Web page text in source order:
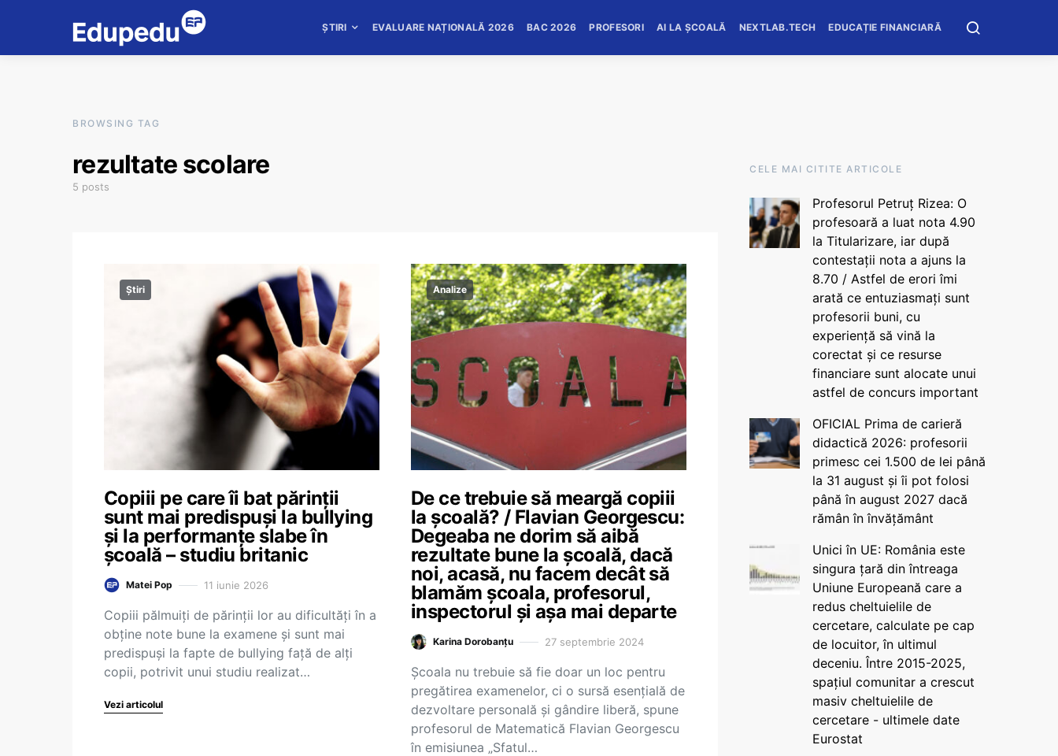
ȘTIRI EVALUARE NAȚIONALĂ 2026 BAC 2026 PROFESORI AI LA ȘCOALĂ NEXTLAB.TECH EDUCAȚIE FINANCIARĂ
BROWSING TAG
rezultate scolare
5 posts
Știri
Copiii pe care îi bat părinții
sunt mai predispuși la bullying
și la performanțe slabe în
școală – studiu britanic
Matei Pop 11 iunie 2026
Copiii pălmuiți de părinții lor au dificultăți în a
obține note bune la examene și sunt mai
predispuși la fapte de bullying față de alți
copii, potrivit unui studiu realizat…
Vezi articolul
Analize
De ce trebuie să meargă copiii
la şcoală? / Flavian Georgescu:
Degeaba ne dorim să aibă
rezultate bune la şcoală, dacă
noi, acasă, nu facem decât să
blamăm şcoala, profesorul,
inspectorul şi aşa mai departe
Karina Dorobanțu 27 septembrie 2024
Școala nu trebuie să fie doar un loc pentru
pregătirea examenelor, ci o sursă esențială de
dezvoltare personală și gândire liberă, spune
profesorul de Matematică Flavian Georgescu
în emisiunea „Sfatul…
CELE MAI CITITE ARTICOLE
Profesorul Petruț Rizea: O
profesoară a luat nota 4.90
la Titularizare, iar după
contestații nota a ajuns la
8.70 / Astfel de erori îmi
arată ce entuziasmați sunt
profesorii buni, cu
experiență să vină la
corectat și ce resurse
financiare sunt alocate unui
astfel de concurs important
OFICIAL Prima de carieră
didactică 2026: profesorii
primesc cei 1.500 de lei până
la 31 august și îi pot folosi
până în august 2027 dacă
rămân în învățământ
Unici în UE: România este
singura țară din întreaga
Uniune Europeană care a
redus cheltuielile de
cercetare, calculate pe cap
de locuitor, în ultimul
deceniu. Între 2015-2025,
spațiul comunitar a crescut
masiv cheltuielile de
cercetare - ultimele date
Eurostat